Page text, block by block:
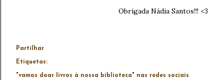
Obrigada Nádia Santos!!! <3
Partilhar
Etiquetas:
"vamos doar livros à nossa biblioteca" nas redes sociais